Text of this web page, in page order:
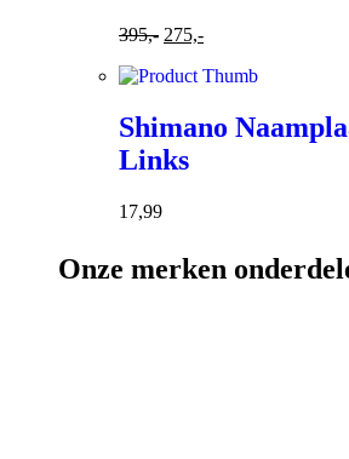
395,- 275,-
Shimano
Links
17,99
Onze merken